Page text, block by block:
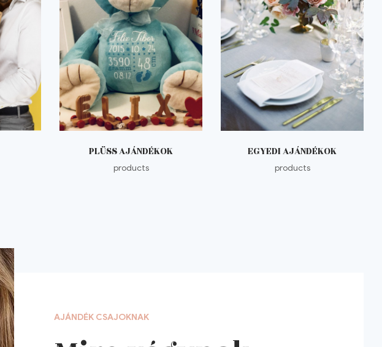
PLÜSS AJÁNDÉKOK
products
EGYEDI AJÁNDÉKOK
products
AJÁNDÉK CSAJOKNAK